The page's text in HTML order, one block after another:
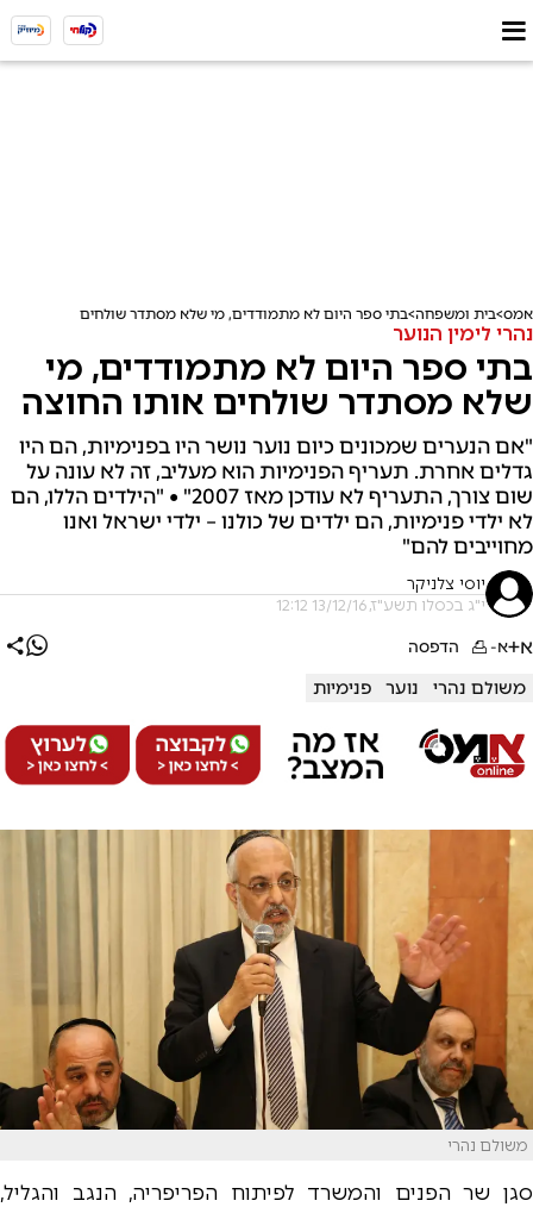
אמס בית ומשפחה בתי ספר היום לא מתמודדים, מי שלא מסתדר שולחים אותו החוצה
נהרי לימין הנוער
בתי ספר היום לא מתמודדים, מי
שלא מסתדר שולחים אותו החוצה
"אם הנערים שמכונים כיום נוער נושר היו בפנימיות, הם היו
גדלים אחרת. תעריף הפנימיות הוא מעליב, זה לא עונה על
שום צורך, התעריף לא עודכן מאז 2007" • "הילדים הללו, הם
לא ילדי פנימיות, הם ילדים של כולנו – ילדי ישראל ואנו
מחוייבים להם"
יוסי צלניקר
י"ג בכסלו תשע"ז, 13/12/16 12:12
א+א- הדפסה
משולם נהרי נוער פנימיות
משולם נהרי
סגן שר הפנים והמשרד לפיתוח הפריפריה, הנגב והגליל,